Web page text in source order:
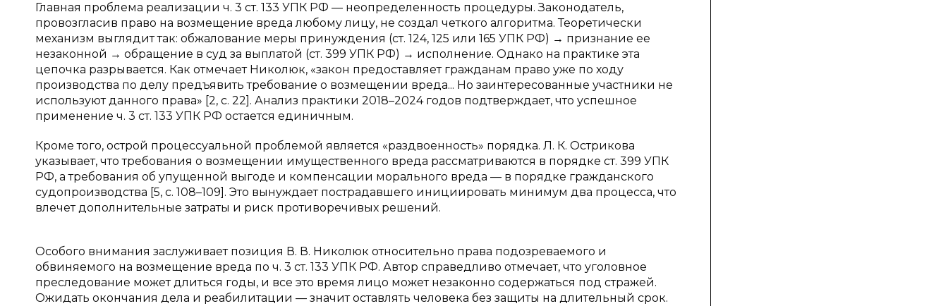
Главная проблема реализации ч. 3 ст. 133 УПК РФ — неопределенность процедуры. Законодатель,
провозгласив право на возмещение вреда любому лицу, не создал четкого алгоритма. Теоретически
механизм выглядит так: обжалование меры принуждения (ст. 124, 125 или 165 УПК РФ) → признание ее
незаконной → обращение в суд за выплатой (ст. 399 УПК РФ) → исполнение. Однако на практике эта
цепочка разрывается. Как отмечает Николюк, «закон предоставляет гражданам право уже по ходу
производства по делу предъявить требование о возмещении вреда... Но заинтересованные участники не
используют данного права» [2, с. 22]. Анализ практики 2018–2024 годов подтверждает, что успешное
применение ч. 3 ст. 133 УПК РФ остается единичным.
Кроме того, острой процессуальной проблемой является «раздвоенность» порядка. Л. К. Острикова
указывает, что требования о возмещении имущественного вреда рассматриваются в порядке ст. 399 УПК
РФ, а требования об упущенной выгоде и компенсации морального вреда — в порядке гражданского
судопроизводства [5, с. 108–109]. Это вынуждает пострадавшего инициировать минимум два процесса, что
влечет дополнительные затраты и риск противоречивых решений.
Особого внимания заслуживает позиция В. В. Николюк относительно права подозреваемого и
обвиняемого на возмещение вреда по ч. 3 ст. 133 УПК РФ. Автор справедливо отмечает, что уголовное
преследование может длиться годы, и все это время лицо может незаконно содержаться под стражей.
Ожидать окончания дела и реабилитации — значит оставлять человека без защиты на длительный срок.